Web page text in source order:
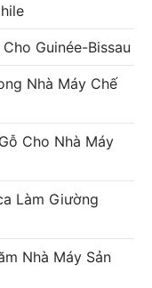
Guinée-Bissau
Nhà Máy Chế
Cho Nhà Máy
Làm Giường
Nhà Máy Sản